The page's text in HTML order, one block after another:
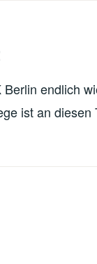
endlich
ist an diesen